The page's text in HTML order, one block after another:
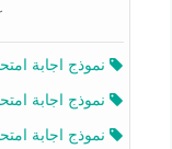
نموذج اجابة امتحان
نموذج اجابة امتحان
نموذج اجابة